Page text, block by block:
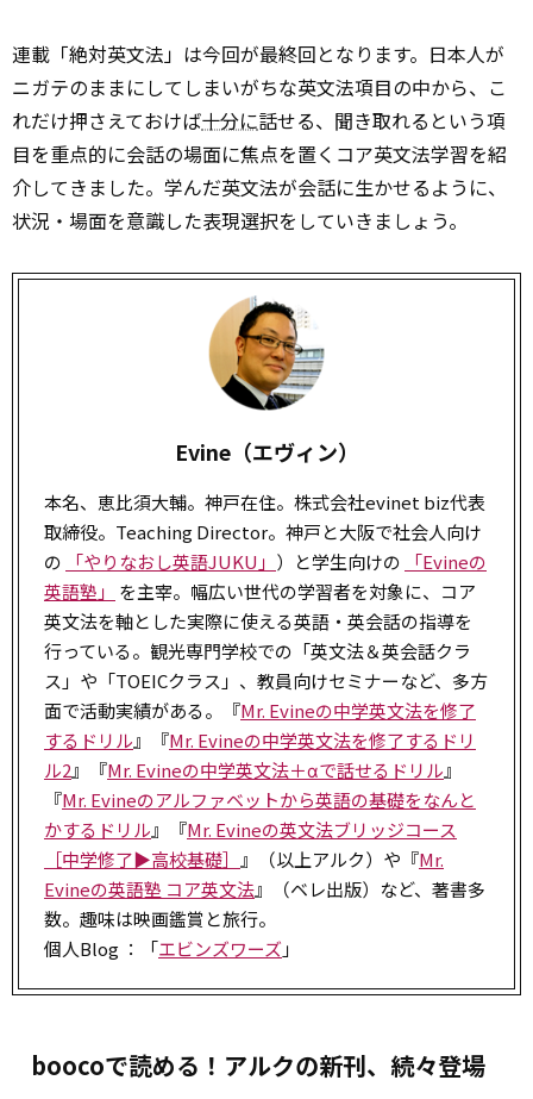
連載「絶対英文法」は今回が最終回となります。日本人が
ニガテのままにしてしまいがちな英文法項目の中から、こ
れだけ押さえておけば十分に話せる、聞き取れるという項
目を重点的に会話の場面に焦点を置くコア英文法学習を紹
介してきました。学んだ英文法が会話に生かせるように、
状況・場面を意識した表現選択をしていきましょう。
Evine（エヴィン）
本名、恵比須大輔。神戸在住。株式会社evinet biz代表
取締役。Teaching Director。神戸と大阪で社会人向け
の
「やりなおし英語JUKU」 ）と学生向けの
「Evineの
英語塾」
を主宰。幅広い世代の学習者を対象に、コア
英文法を軸とした実際に使える英語・英会話の指導を
行っている。観光専門学校での「英文法＆英会話クラ
ス」や「TOEICクラス」、教員向けセミナーなど、多方
面で活動実績がある。『Mr. Evineの中学英文法を修了
するドリル』『Mr. Evineの中学英文法を修了するドリ
ル2』『Mr. Evineの中学英文法＋αで話せるドリル』
『Mr. Evineのアルファベットから英語の基礎をなんと
かするドリル』『Mr. Evineの英文法ブリッジコース
［中学修了▶高校基礎］
』（以上アルク）や『Mr.
Evineの英語塾 コア英文法』（ベレ出版）など、著書多
数。趣味は映画鑑賞と旅行。
個人Blog ：「エビンズワーズ 」
boocoで読める！アルクの新刊、続々登場